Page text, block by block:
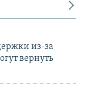
из-за
вернуть